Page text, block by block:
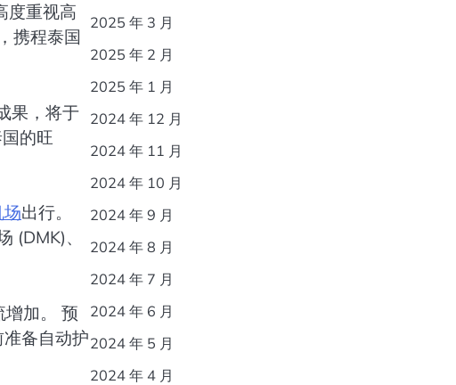
度重视高
携程泰国
果，将于
的旺
场出行。
(DMK)、
增加。 预
备自动护
2025 年 3 月
2025 年 2 月
2025 年 1 月
2024 年 12 月
2024 年 11 月
2024 年 10 月
2024 年 9 月
2024 年 8 月
2024 年 7 月
2024 年 6 月
2024 年 5 月
2024 年 4 月